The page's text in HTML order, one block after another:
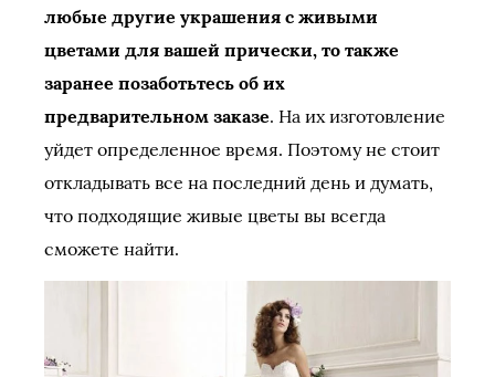
любые другие украшения с живыми
цветами для вашей прически, то также
заранее позаботьтесь об их
предварительном заказе. На их изготовление
уйдет определенное время. Поэтому не стоит
откладывать все на последний день и думать,
что подходящие живые цветы вы всегда
сможете найти.